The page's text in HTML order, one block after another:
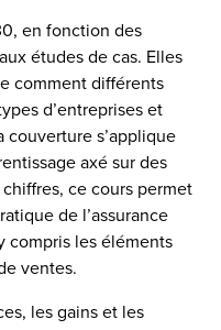
en fonction des
études de cas. Elles
comment différents
d’entreprises et
couverture s’applique
axé sur des
ce cours permet
de l’assurance
compris les éléments
ventes.
les gains et les